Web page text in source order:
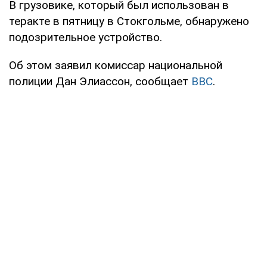
В грузовике, который был использован в
теракте в пятницу в Стокгольме, обнаружено
подозрительное устройство.
Об этом заявил комиссар национальной
полиции Дан Элиассон, сообщает ВВС.